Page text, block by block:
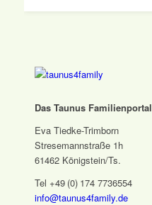
Das Taunus Familienportal
Eva Tiedke-Trimborn
Stresemannstraße 1h
61462 Königstein/Ts.
Tel +49 (0) 174 7736554
info@taunus4family.de